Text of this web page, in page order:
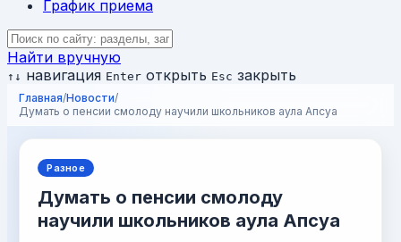
График приема
Найти вручную
↑ ↓ навигация Enter открыть Esc закрыть
Главная/Новости/
Думать о пенсии смолоду научили школьников аула Апсуа
Разное
Думать о пенсии смолоду
научили школьников аула Апсуа